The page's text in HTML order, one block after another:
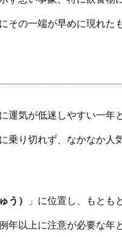
の一端が早めに現れた
気が低迷しやすい一年
乗り切れず、なかなか人
う）
」に位置し、もとも
以上に注意が必要な年